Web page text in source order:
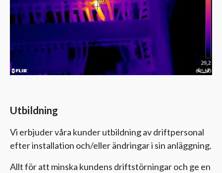
Utbildning
Vi erbjuder våra kunder utbildning av driftpersonal
efter installation och/eller ändringar i sin anläggning.
Allt för att minska kundens driftstörningar och ge en